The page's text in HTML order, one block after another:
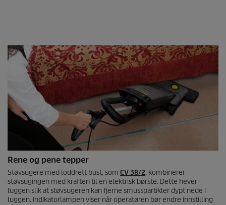
Rene og pene tepper
Støvsugere med loddrett bust, som CV 38/2, kombinerer
støvsugingen med kraften til en elektrisk børste. Dette hever
luggen slik at støvsugeren kan fjerne smusspartikler dypt nede i
luggen. Indikatorlampen viser når operatøren bør endre innstilling